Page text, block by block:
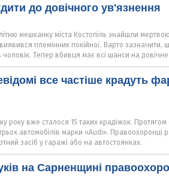
до довічного ув'язнення
мешканку міста Костопіль знайшли мертвою
племінник покійної. Варто зазначити,
чоловік. Тепер вбивця має всі шанси на
все частіше крадуть
року вже сталося 15 таких крадіжок. Протягом
автомобілів марки «Audi». Правоохоронці
засіб у гаражі або на автостоянках.
на Сарненщині